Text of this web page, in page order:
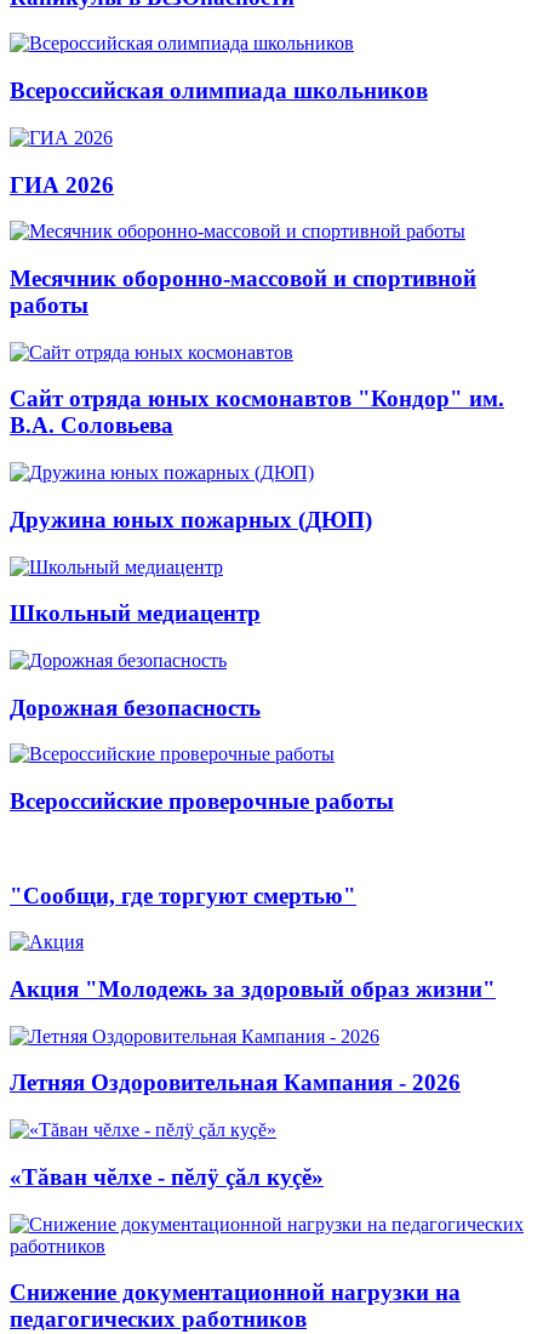
Всероссийская олимпиада школьников
ГИА 2026
Месячник оборонно-массовой и спортивной
работы
Сайт отряда юных космонавтов "Кондор" им.
В.А. Соловьева
Дружина юных пожарных (ДЮП)
Школьный медиацентр
Дорожная безопасность
Всероссийские проверочные работы
"Сообщи, где торгуют смертью"
Акция "Молодежь за здоровый образ жизни"
Летняя Оздоровительная Кампания - 2026
«Тăван чĕлхе - пĕлÿ çăл куçĕ»
Снижение документационной нагрузки на
педагогических работников